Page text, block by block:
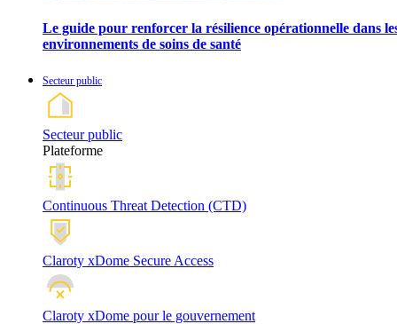
Le guide pour renforcer la résilience opérationnelle dans
environnements de soins de santé
Secteur public
Secteur public
Plateforme
Continuous Threat Detection (CTD)
Claroty xDome Secure Access
Claroty xDome pour le gouvernement